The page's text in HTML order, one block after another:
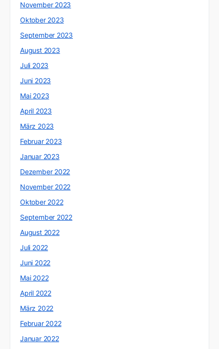
November 2023
Oktober 2023
September 2023
August 2023
Juli 2023
Juni 2023
Mai 2023
April 2023
März 2023
Februar 2023
Januar 2023
Dezember 2022
November 2022
Oktober 2022
September 2022
August 2022
Juli 2022
Juni 2022
Mai 2022
April 2022
März 2022
Februar 2022
Januar 2022